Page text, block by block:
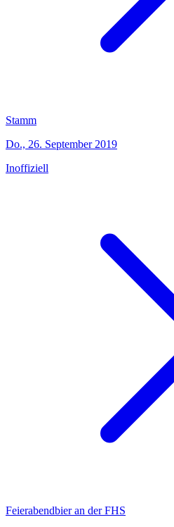
Stamm
Do., 26. September 2019
Inoffiziell
Feierabendbier an der FHS